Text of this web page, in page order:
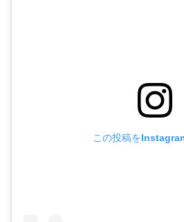
この投稿を